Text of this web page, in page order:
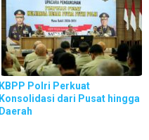
KBPP Polri Perkuat
Konsolidasi dari Pusat hingga
Daerah